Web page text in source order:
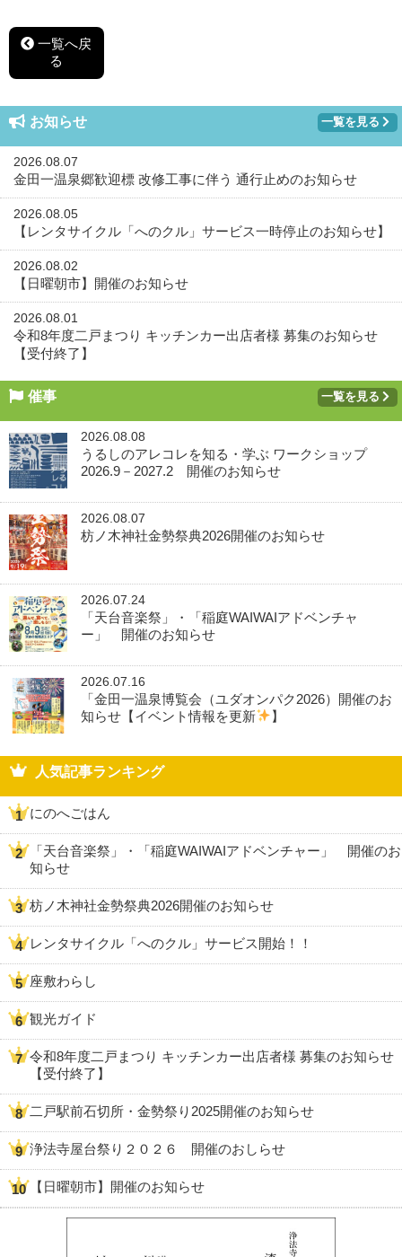
一覧へ戻
る
お知らせ 一覧を見る
2026.08.07
金田一温泉郷歓迎標 改修工事に伴う 通行止めのお知らせ
2026.08.05
【レンタサイクル「へのクル」サービス一時停止のお知らせ】
2026.08.02
【日曜朝市】開催のお知らせ
2026.08.01
令和8年度二戸まつり キッチンカー出店者様 募集のお知らせ
【受付終了】
催事 一覧を見る
2026.08.08
うるしのアレコレを知る・学ぶ ワークショップ
2026.9－2027.2 開催のお知らせ
2026.08.07
枋ノ木神社金勢祭典2026開催のお知らせ
2026.07.24
「天台音楽祭」・「稲庭WAIWAIアドベンチャ
ー」 開催のお知らせ
2026.07.16
「金田一温泉博覧会（ユダオンパク2026）開催のお
知らせ【イベント情報を更新
】
人気記事ランキング
にのへごはん
「天台音楽祭」・「稲庭WAIWAIアドベンチャー」 開催のお
知らせ
枋ノ木神社金勢祭典2026開催のお知らせ
レンタサイクル「へのクル」サービス開始！！
座敷わらし
観光ガイド
令和8年度二戸まつり キッチンカー出店者様 募集のお知らせ
【受付終了】
二戸駅前石切所・金勢祭り2025開催のお知らせ
浄法寺屋台祭り２０２６ 開催のおしらせ
【日曜朝市】開催のお知らせ